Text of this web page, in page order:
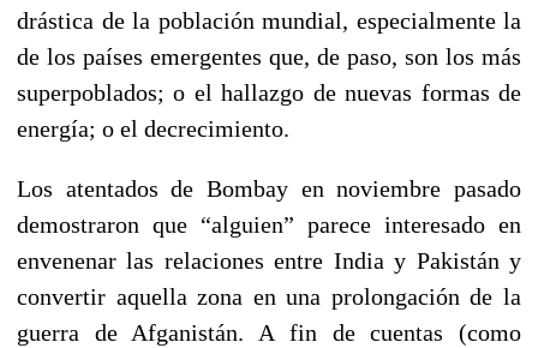
drástica de la población mundial, especialmente la
de los países emergentes que, de paso, son los más
superpoblados; o el hallazgo de nuevas formas de
energía; o el decrecimiento.
Los atentados de Bombay en noviembre pasado
demostraron que “alguien” parece interesado en
envenenar las relaciones entre India y Pakistán y
convertir aquella zona en una prolongación de la
guerra de Afganistán. A fin de cuentas (como